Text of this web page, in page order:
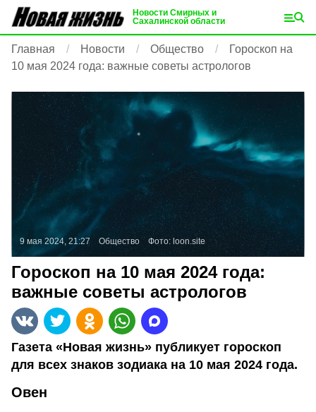
Новости Смирных и
Сахалинской области
Главная Новости Общество
Гороскоп на
10 мая 2024 года: важные советы астрологов
9 мая 2024, 21:27 Общество Фото: loon.site
Гороскоп на 10 мая 2024 года:
важные советы астрологов
Газета «Новая жизнь» публикует гороскоп
для всех знаков зодиака на 10 мая 2024 года.
Овен